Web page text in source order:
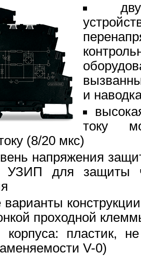
и
току
(8/20 мкс)
напряжения
для защиты
проходной
корпуса: пластик,
V-0)